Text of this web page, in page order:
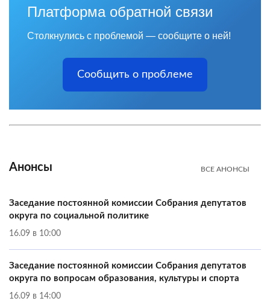
Платформа обратной связи
Столкнулись с проблемой — сообщите о ней!
Сообщить о проблеме
Анонсы ВСЕ АНОНСЫ
Заседание постоянной комиссии Собрания депутатов
округа по социальной политике
16.09 в 10:00
Заседание постоянной комиссии Собрания депутатов
округа по вопросам образования, культуры и спорта
16.09 в 14:00